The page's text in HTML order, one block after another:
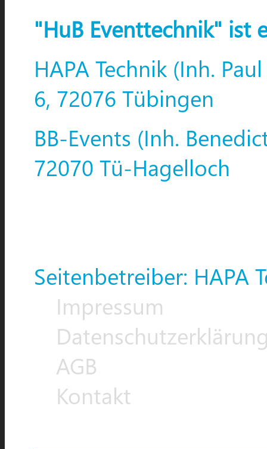
"HuB Eventtechnik" ist
HAPA Technik (Inh.
6, 72076 Tübingen
BB-Events (Inh.
72070 Tü-Hagelloch
Seitenbetreiber: HAPA
Impressum
AGB
Kontakt